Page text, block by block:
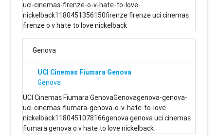
uci-cinemas-firenze-o-v-hate-to-love-
nickelback1180451356150firenze firenze uci cinemas
firenze o v hate to love nickelback
Genova
UCI Cinemas Fiumara Genova
Genova
UCI Cinemas Fiumara GenovaGenovagenova-genova-
uci-cinemas-fiumara-genova-o-v-hate-to-love-
nickelback1180451078166genova genova uci cinemas
fiumara genova o v hate to love nickelback